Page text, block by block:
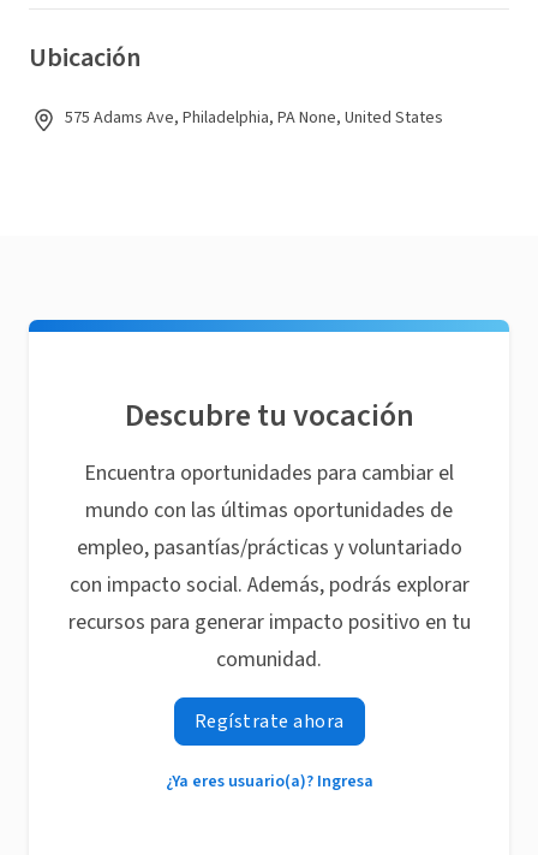
Ubicación
575 Adams Ave, Philadelphia, PA None, United States
Descubre tu vocación
Encuentra oportunidades para cambiar el
mundo con las últimas oportunidades de
empleo, pasantías/prácticas y voluntariado
con impacto social. Además, podrás explorar
recursos para generar impacto positivo en tu
comunidad.
Regístrate ahora
¿Ya eres usuario(a)? Ingresa